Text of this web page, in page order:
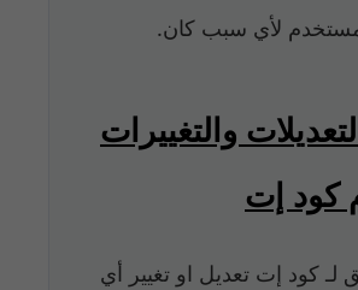
لأي سبب كان.
والتغييرات
كود إت
لـ كود إت تعديل او تغيير أي